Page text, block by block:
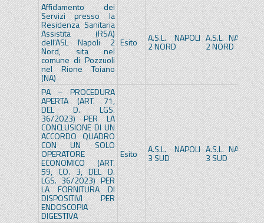
Affidamento dei
Servizi presso la
Residenza Sanitaria
Assistita (RSA)
dell'ASL Napoli 2
Nord, sita nel
comune di Pozzuoli
nel Rione Toiano
(NA)
Esito A.S.L. NAPOLI
2 NORD
A.S.L. NAPOLI
2 NORD
PA – PROCEDURA
APERTA (ART. 71,
DEL D. LGS.
36/2023) PER LA
CONCLUSIONE DI UN
ACCORDO QUADRO
CON UN SOLO
OPERATORE
ECONOMICO (ART.
59, CO. 3, DEL D.
LGS. 36/2023) PER
LA FORNITURA DI
DISPOSITIVI PER
ENDOSCOPIA
DIGESTIVA
Esito A.S.L. NAPOLI
3 SUD
A.S.L. NAPOLI
3 SUD